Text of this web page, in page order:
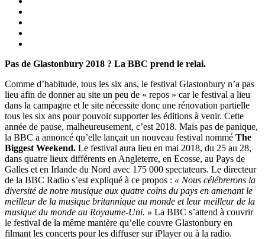
Pas de Glastonbury 2018 ? La BBC prend le relai.
Comme d’habitude, tous les six ans, le festival Glastonbury n’a pas
lieu afin de donner au site un peu de « repos » car le festival a lieu
dans la campagne et le site nécessite donc une rénovation partielle
tous les six ans pour pouvoir supporter les éditions à venir. Cette
année de pause, malheureusement, c’est 2018. Mais pas de panique,
la BBC a annoncé qu’elle lançait un nouveau festival nommé The
Biggest Weekend. Le festival aura lieu en mai 2018, du 25 au 28,
dans quatre lieux différents en Angleterre, en Ecosse, au Pays de
Galles et en Irlande du Nord avec 175 000 spectateurs. Le directeur
de la BBC Radio s’est expliqué à ce propos : « Nous célébrerons la
diversité de notre musique aux quatre coins du pays en amenant le
meilleur de la musique britannique au monde et leur meilleur de la
musique du monde au Royaume-Uni. » La BBC s’attend à couvrir
le festival de la même manière qu’elle couvre Glastonbury en
filmant les concerts pour les diffuser sur iPlayer ou à la radio.